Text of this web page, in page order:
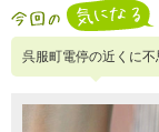
呉服町電停の近くに